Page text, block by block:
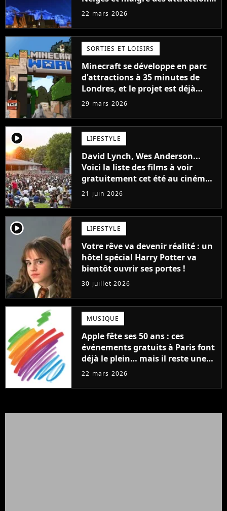
magiques, le meilleur est ailleurs
22 mars 2026
SORTIES ET LOISIRS
Minecraft se développe en parc
d'attractions à 35 minutes de
Londres, et le projet est déjà
colossal
29 mars 2026
player2 LIFESTYLE
David Lynch, Wes Anderson...
Voici la liste des films à voir
gratuitement cet été au cinéma
en plein air de La Villette
21 juin 2026
player2 LIFESTYLE
Votre rêve va devenir réalité : un
hôtel spécial Harry Potter va
bientôt ouvrir ses portes !
30 juillet 2026
MUSIQUE
Apple fête ses 50 ans : ces
événements gratuits à Paris font
déjà le plein… mais il reste une
chance d'y participer
22 mars 2026